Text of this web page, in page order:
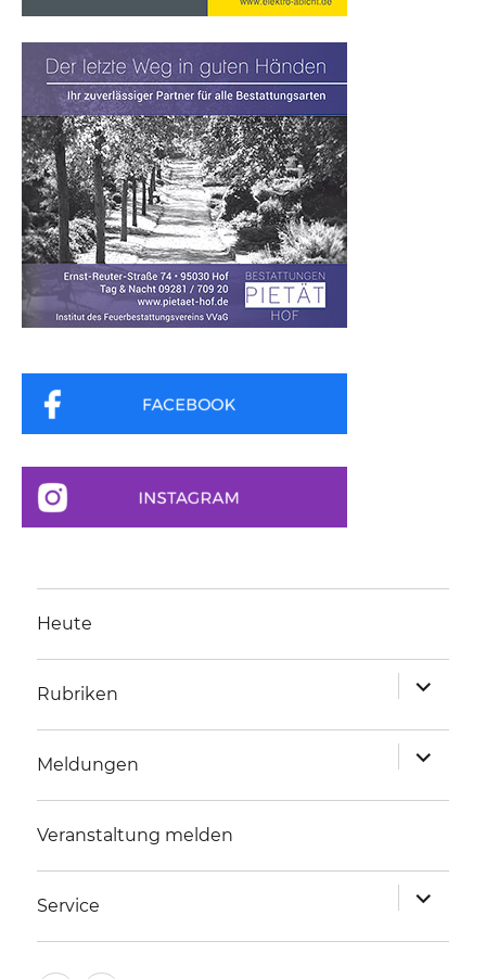
Heute
Rubriken
anzeigen
Meldungen
anzeigen
Veranstaltung melden
Service
anzeigen